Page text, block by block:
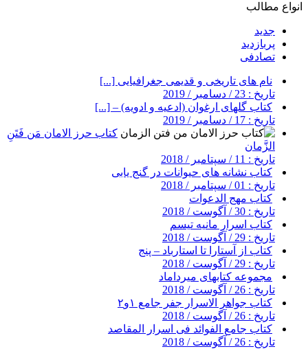
انواع مطالب
جدید
پربازدید
تصادفی
نام های تاریخی و قدیمی جغرافیایی [...]
تاریخ : 23 / دسامبر / 2019
کتاب گلهای ارغوان (ادعیه و ادویه) – [...]
تاریخ : 17 / دسامبر / 2019
کتاب حرز الامان مَن فَتَنِ
الزَّمان
تاریخ : 11 / سپتامبر / 2018
کتاب نشانه های حیوانات در گنج یابی
تاریخ : 01 / سپتامبر / 2018
کتاب مهج الدعوات
تاریخ : 30 / آگوست / 2018
کتاب اسرار مانیه تیسم
تاریخ : 29 / آگوست / 2018
کتاب از آستارا تا استارباد – پنج
تاریخ : 29 / آگوست / 2018
مجموعه کتابهای میرداماد
تاریخ : 26 / آگوست / 2018
کتاب جواهر الاسرار جفر جامع ۱و۲
تاریخ : 26 / آگوست / 2018
کتاب جامع الفوائد فی اسرار المقاصد
تاریخ : 26 / آگوست / 2018